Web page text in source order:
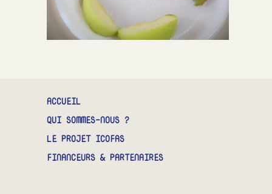
ACCUEIL
QUI SOMMES-NOUS ?
LE PROJET ICOFAS
FINANCEURS & PARTENAIRES